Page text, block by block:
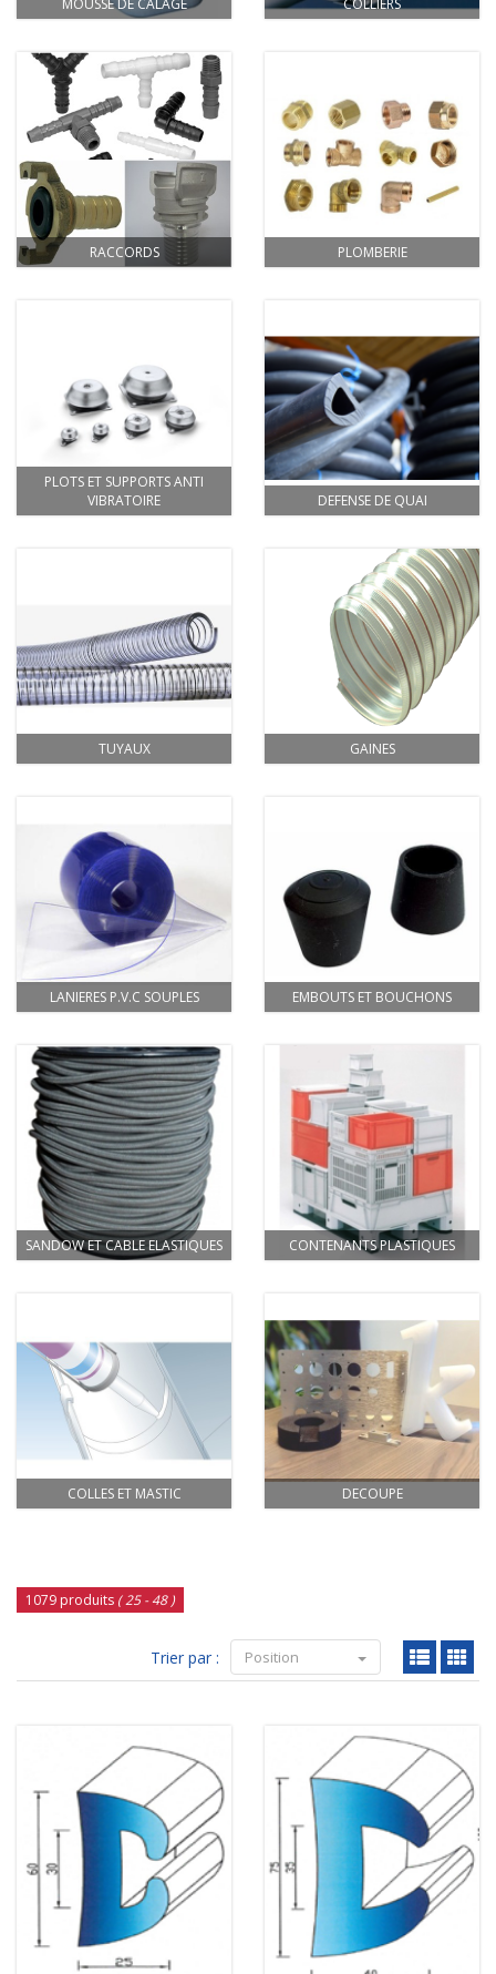
MOUSSE DE CALAGE COLLIERS
RACCORDS PLOMBERIE
PLOTS ET SUPPORTS ANTI
VIBRATOIRE
DEFENSE DE QUAI
TUYAUX GAINES
LANIERES P.V.C SOUPLES EMBOUTS ET BOUCHONS
SANDOW ET CABLE ELASTIQUES CONTENANTS PLASTIQUES
COLLES ET MASTIC DECOUPE
1079 produits ( 25 - 48 )
Trier par : Position